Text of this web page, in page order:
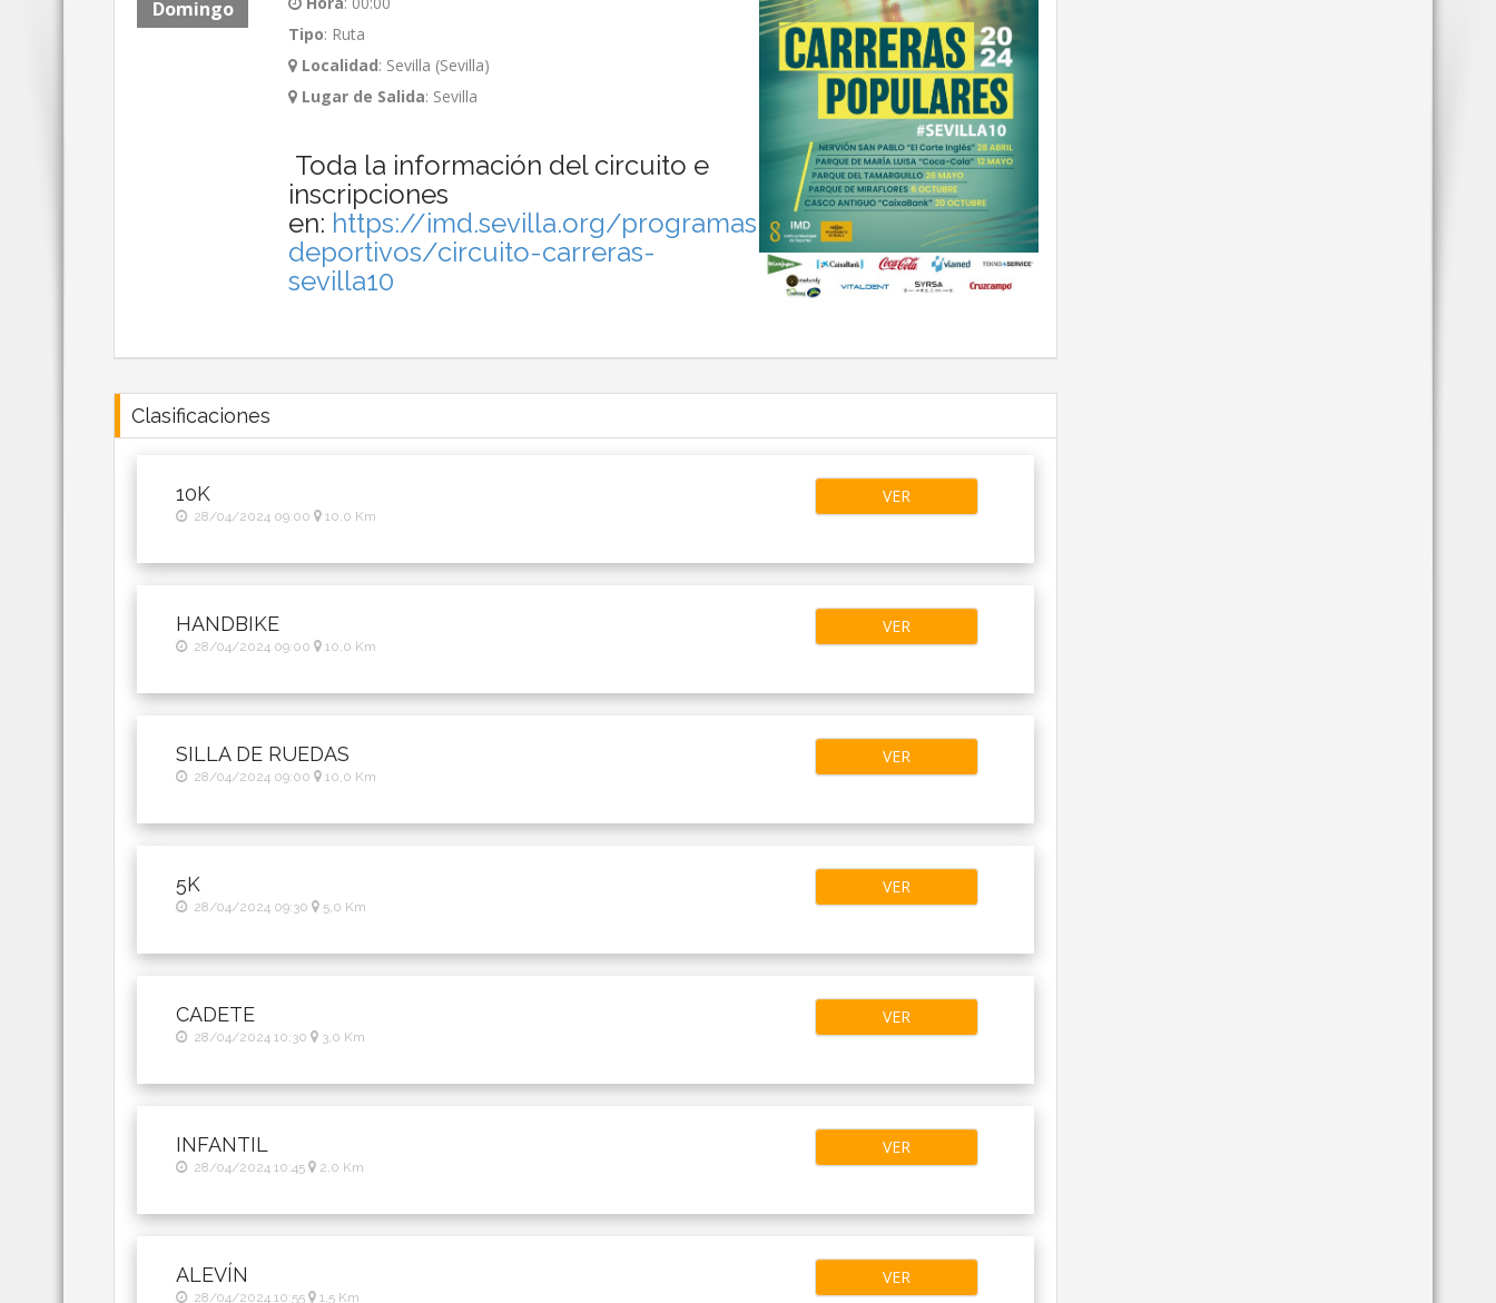
Domingo
Tipo: Ruta
Localidad: Sevilla (Sevilla)
Lugar de Salida: Sevilla
Toda la información del circuito e
inscripciones
en: https://imd.sevilla.org/programas-
deportivos/circuito-carreras-
sevilla10
Clasificaciones
10K
28/04/2024 09:00 10,0 Km
VER
HANDBIKE
28/04/2024 09:00 10,0 Km
VER
SILLA DE RUEDAS
28/04/2024 09:00 10,0 Km
VER
5K
28/04/2024 09:30 5,0 Km
VER
CADETE
28/04/2024 10:30 3,0 Km
VER
INFANTIL
28/04/2024 10:45 2,0 Km
VER
ALEVÍN
28/04/2024 10:55 1,5 Km
VER